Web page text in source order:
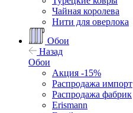
Чайная королева
Нити для оверлока
Обои
Назад
Обои
Акция -15%
Распродажа импорт
Распродажа фабрик
Erismann